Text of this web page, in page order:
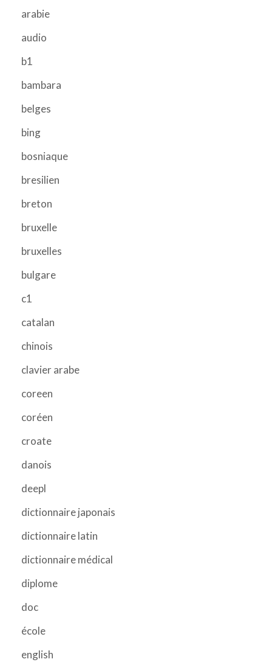
arabie
audio
b1
bambara
belges
bing
bosniaque
bresilien
breton
bruxelle
bruxelles
bulgare
c1
catalan
chinois
clavier arabe
coreen
coréen
croate
danois
deepl
dictionnaire japonais
dictionnaire latin
dictionnaire médical
diplome
doc
école
english